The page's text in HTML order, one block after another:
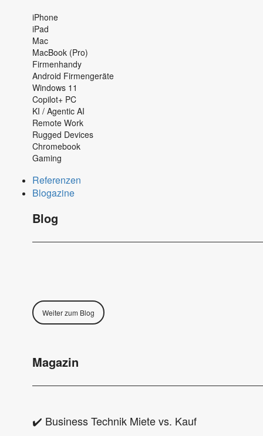
iPhone
iPad
Mac
MacBook (Pro)
Firmenhandy
Android Firmengeräte
Windows 11
Copilot+ PC
KI / Agentic AI
Remote Work
Rugged Devices
Chromebook
Gaming
Referenzen
Blogazine
Blog
Weiter zum Blog
Magazin
✔️ Business Technik Miete vs. Kauf